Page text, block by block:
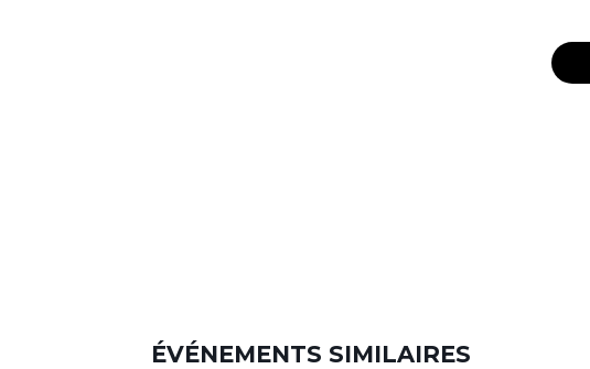
ÉVÉNEMENTS SIMILAIRES